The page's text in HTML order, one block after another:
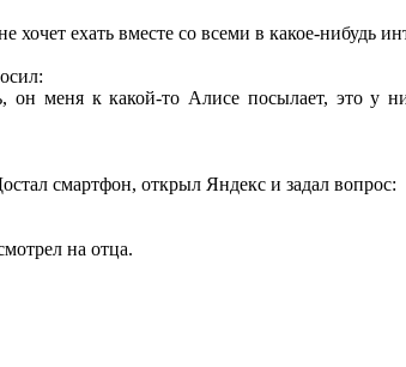
хочет ехать вместе со всеми в какое-нибудь
меня к какой-то Алисе посылает, это у
смартфон, открыл Яндекс и задал вопрос:
на отца.